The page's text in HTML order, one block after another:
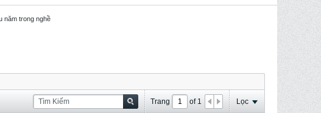
năm trong nghề
Trang of 1 Lọc